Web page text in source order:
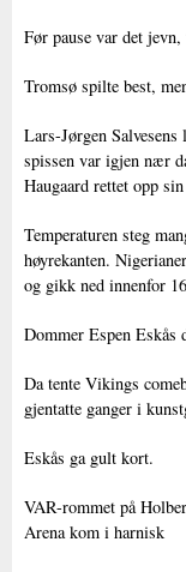
Før pause var det
Tromsø spilte best,
Lars-Jørgen
spissen var igjen nær
Haugaard rettet opp
Temperaturen steg
høyrekanten.
og gikk ned innenfor
Dommer Espen Eskås
Da tente Vikings
gjentatte ganger i
Eskås ga gult kort.
VAR-rommet på
Arena kom i harnisk